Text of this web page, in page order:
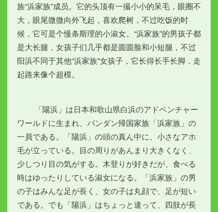
族“浜家族”成员。它的头顶有一撮小小的呆毛，眼圈不
大，眼尾微微向外飞起，喜欢爬树，不过吃饭的时
候，它可是个慢条斯理的小淑女。“浜家族”的男孩子都
是大长腿，女孩子们几乎都是圆圆脸和小短腿，不过
阳浜不同于其他“浜家族”女孩子，它长得长手长脚，走
起路来像个超模。
「陽浜」は日本和歌山県白浜のアドベンチャー
ワールドに生まれ、パンダン帰国家族「浜家族」の
一員である。「陽浜」の頭の真ん中に、小さなアホ
毛が立っている。目の周りがあんまり大きくなく、
少しつり目の気がする。木登りが好きだが、食べる
時はゆったりしている淑女になる。「浜家族」の男
の子はみんな足が長く、女の子は丸顔で、足が短い
である。でも「陽浜」はちょっと違って、四肢が長